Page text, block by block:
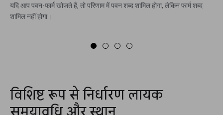
यदि आप पवन-फार्म खोजते हैं, तो परिणाम में पवन शब्द शामिल होगा, लेकिन फार्म शब्द
शामिल नहीं होगा।
विशिष्ट रूप से निर्धारण लायक